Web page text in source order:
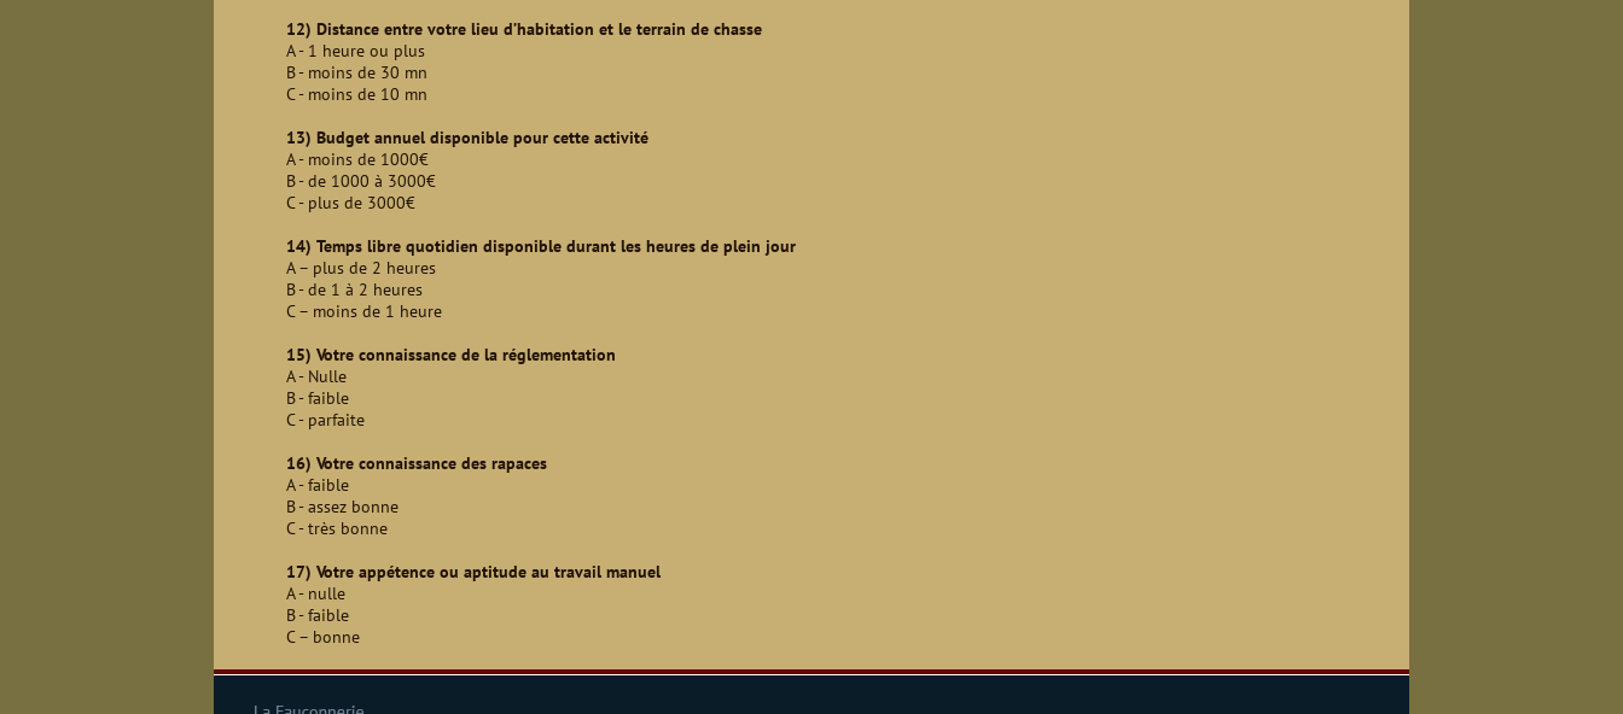
12) Distance entre votre lieu d’habitation et le terrain de chasse
A - 1 heure ou plus
B - moins de 30 mn
C - moins de 10 mn
13) Budget annuel disponible pour cette activité
A - moins de 1000€
B - de 1000 à 3000€
C - plus de 3000€
14) Temps libre quotidien disponible durant les heures de plein jour
A – plus de 2 heures
B - de 1 à 2 heures
C – moins de 1 heure
15) Votre connaissance de la réglementation
A - Nulle
B - faible
C - parfaite
16) Votre connaissance des rapaces
A - faible
B - assez bonne
C - très bonne
17) Votre appétence ou aptitude au travail manuel
A - nulle
B - faible
C – bonne